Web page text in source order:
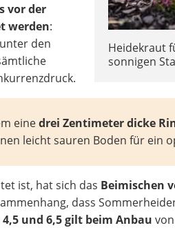
Heidekraut
sonnigen
vor der
werden:
den
einedrei Zentimeter dicke
leicht sauren Boden für ein
ist, hat sich das Beimischen
dass
und 6,5 gilt beim Anbau